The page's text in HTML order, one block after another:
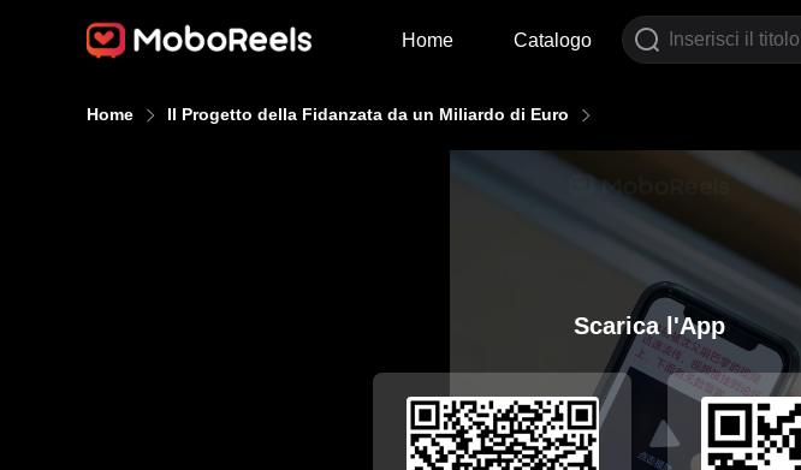
Home Catalogo
Home Il Progetto della Fidanzata da un Miliardo di Euro
Scarica l'App